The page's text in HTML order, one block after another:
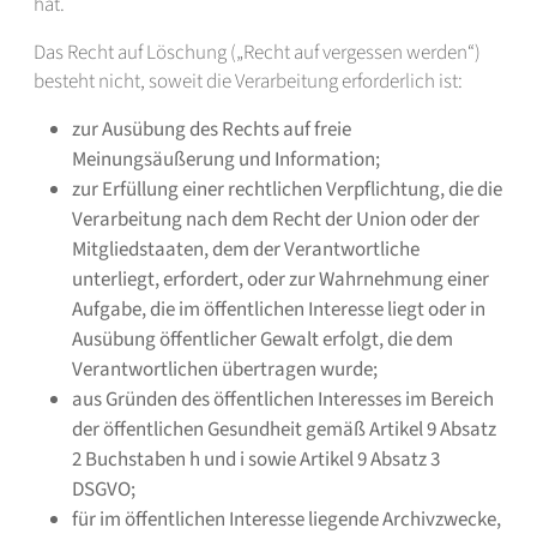
Das Recht auf Löschung („Recht auf vergessen werden“)
besteht nicht, soweit die Verarbeitung erforderlich ist:
zur Ausübung des Rechts auf freie
Meinungsäußerung und Information;
zur Erfüllung einer rechtlichen Verpflichtung, die die
Verarbeitung nach dem Recht der Union oder der
Mitgliedstaaten, dem der Verantwortliche
unterliegt, erfordert, oder zur Wahrnehmung einer
Aufgabe, die im öffentlichen Interesse liegt oder in
Ausübung öffentlicher Gewalt erfolgt, die dem
Verantwortlichen übertragen wurde;
aus Gründen des öffentlichen Interesses im Bereich
der öffentlichen Gesundheit gemäß Artikel 9 Absatz
2 Buchstaben h und i sowie Artikel 9 Absatz 3
DSGVO;
für im öffentlichen Interesse liegende Archivzwecke,